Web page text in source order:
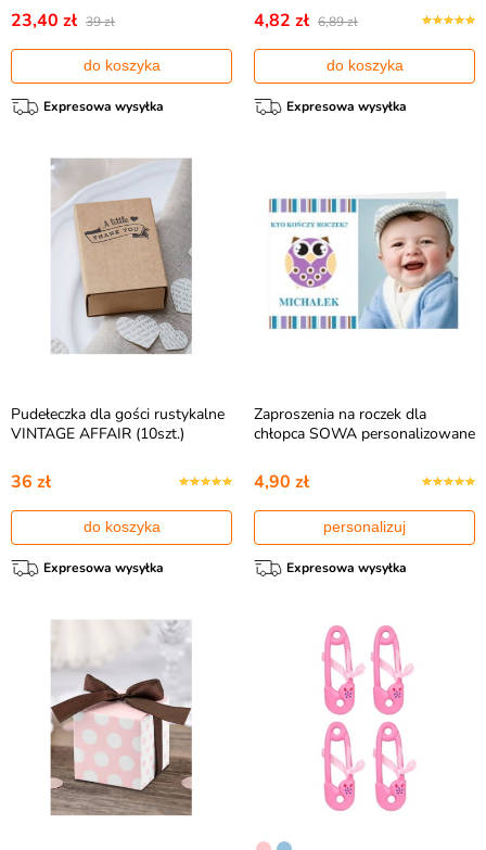
23,40 zł 39 zł
do koszyka
Expresowa wysyłka
4,82 zł 6,89 zł
do koszyka
Expresowa wysyłka
Pudełeczka dla gości rustykalne
VINTAGE AFFAIR (10szt.)
36 zł
do koszyka
Expresowa wysyłka
Zaproszenia na roczek dla
chłopca SOWA personalizowane
4,90 zł
personalizuj
Expresowa wysyłka